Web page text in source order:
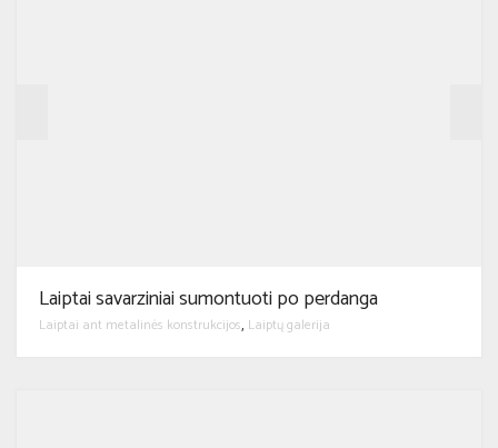
Laiptai savarziniai sumontuoti po perdanga
Laiptai ant metalinės konstrukcijos, Laiptų galerija